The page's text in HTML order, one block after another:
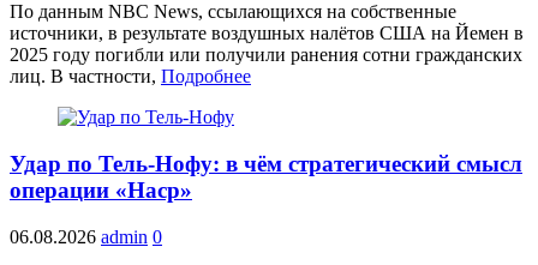
По данным NBC News, ссылающихся на собственные
источники, в результате воздушных налётов США на Йемен в
2025 году погибли или получили ранения сотни гражданских
лиц. В частности, Подробнее
Удар по Тель‑Нофу: в чём стратегический смысл
операции «Наср»
06.08.2026 admin 0